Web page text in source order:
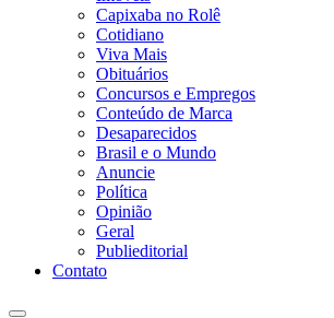
Capixaba no Rolê
Cotidiano
Viva Mais
Obituários
Concursos e Empregos
Conteúdo de Marca
Desaparecidos
Brasil e o Mundo
Anuncie
Política
Opinião
Geral
Publieditorial
Contato